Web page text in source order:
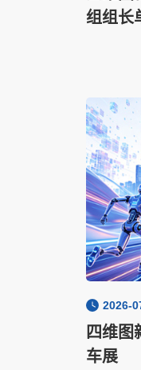
组组长
2026-
四维图
车展